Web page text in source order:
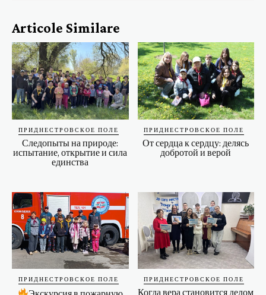
Articole Similare
ПРИДНЕСТРОВСКОЕ ПОЛЕ
Следопыты на природе:
испытание, открытие и сила
единства
ПРИДНЕСТРОВСКОЕ ПОЛЕ
От сердца к сердцу: делясь
добротой и верой
ПРИДНЕСТРОВСКОЕ ПОЛЕ ПРИДНЕСТРОВСКОЕ ПОЛЕ
Когда вера становится делом